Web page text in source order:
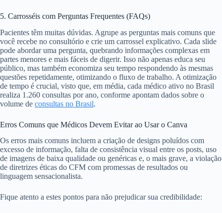
5. Carrosséis com Perguntas Frequentes (FAQs)
Pacientes têm muitas dúvidas. Agrupe as perguntas mais comuns que
você recebe no consultório e crie um carrossel explicativo. Cada slide
pode abordar uma pergunta, quebrando informações complexas em
partes menores e mais fáceis de digerir. Isso não apenas educa seu
público, mas também economiza seu tempo respondendo às mesmas
questões repetidamente, otimizando o fluxo de trabalho. A otimização
de tempo é crucial, visto que, em média, cada médico ativo no Brasil
realiza 1.260 consultas por ano, conforme apontam dados sobre o
volume de consultas no Brasil.
Erros Comuns que Médicos Devem Evitar ao Usar o Canva
Os erros mais comuns incluem a criação de designs poluídos com
excesso de informação, falta de consistência visual entre os posts, uso
de imagens de baixa qualidade ou genéricas e, o mais grave, a violação
de diretrizes éticas do CFM com promessas de resultados ou
linguagem sensacionalista.
Fique atento a estes pontos para não prejudicar sua credibilidade: